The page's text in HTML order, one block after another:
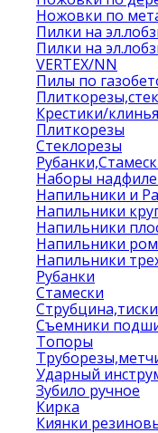
Ножовки по
Пилки на
Пилки на
VERTEX/NN
Пилы по
Крестики/
Плиткорезы
Стеклорезы
Наборы
Напильники и
Напильники
Напильники
Напильники
Напильники
Рубанки
Стамески
Струбцина,тиски
Съемники
Топоры
Ударный
Зубило ручное
Кирка
Киянки